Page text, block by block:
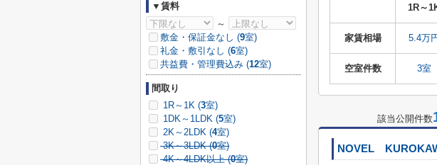
1R～
家賃相場 5.4万
空室件数 3室
該当公開件数
NOVEL
▼賃料
～
敷金・保証金なし (9室)
礼金・敷引なし (6室)
共益費・管理費込み (12室)
間取り
1R～1K (3室)
1DK～1LDK (5室)
2K～2LDK (4室)
3K～3LDK (0室)
4K～4LDK以上 (0室)